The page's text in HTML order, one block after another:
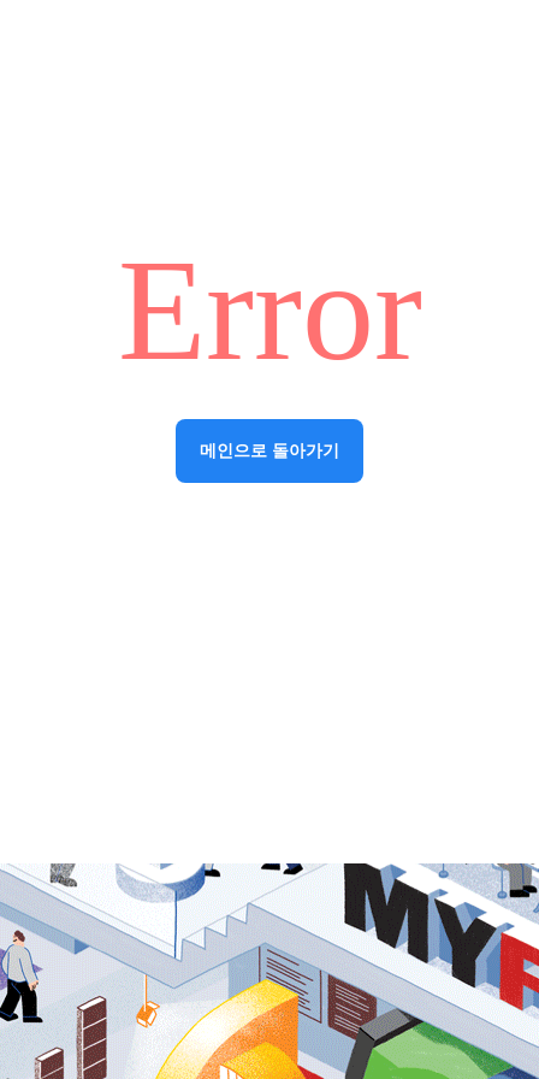
Error
메인으로 돌아가기